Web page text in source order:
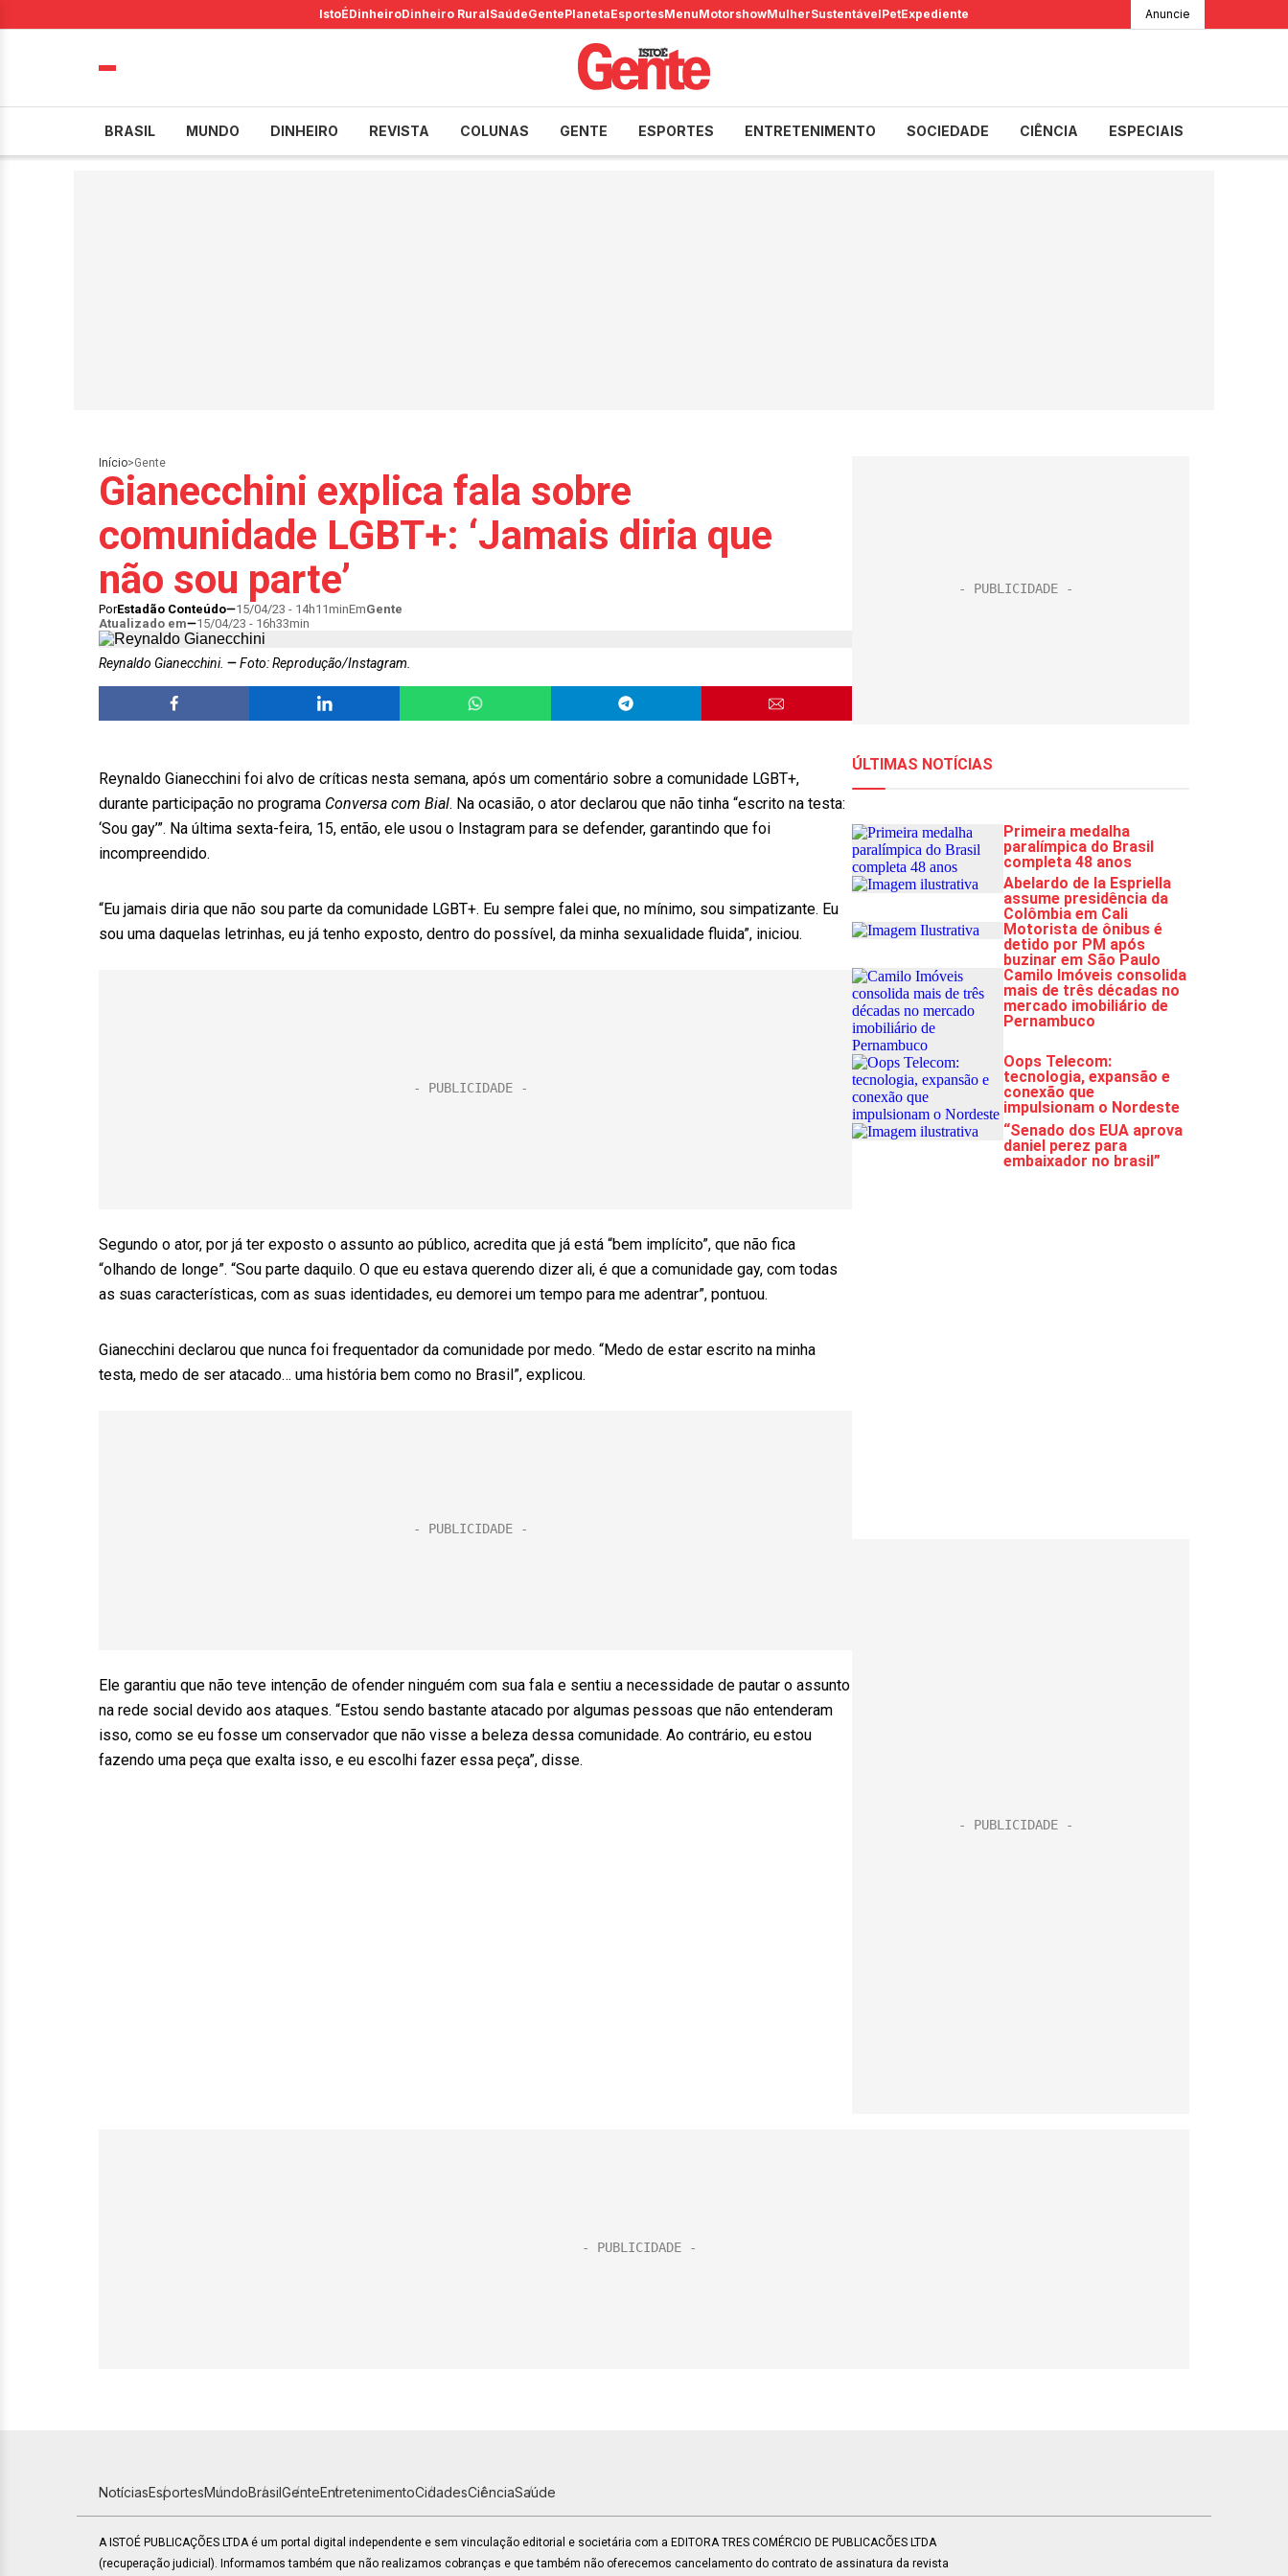
IstoÉDinheiroDinheiro RuralSaúdeGentePlanetaEsportesMenuMotorshowMulherSustentávelPetExpediente Anuncie
BRASIL MUNDO DINHEIRO REVISTA COLUNAS GENTE ESPORTES ENTRETENIMENTO SOCIEDADE CIÊNCIA ESPECIAIS
Início>Gente
Gianecchini explica fala sobre
comunidade LGBT+: ‘Jamais diria que
não sou parte’
PorEstadão Conteúdo 15/04/23 - 14h11minEmGente
Atualizado em
15/04/23 - 16h33min
Reynaldo Gianecchini. Foto: Reprodução/Instagram.
Reynaldo Gianecchini foi alvo de críticas nesta semana, após um comentário sobre a comunidade LGBT+,
durante participação no programa Conversa com Bial. Na ocasião, o ator declarou que não tinha “escrito na testa:
‘Sou gay’”. Na última sexta-feira, 15, então, ele usou o Instagram para se defender, garantindo que foi
incompreendido.
“Eu jamais diria que não sou parte da comunidade LGBT+. Eu sempre falei que, no mínimo, sou simpatizante. Eu
sou uma daquelas letrinhas, eu já tenho exposto, dentro do possível, da minha sexualidade fluida”, iniciou.
Segundo o ator, por já ter exposto o assunto ao público, acredita que já está “bem implícito”, que não fica
“olhando de longe”. “Sou parte daquilo. O que eu estava querendo dizer ali, é que a comunidade gay, com todas
as suas características, com as suas identidades, eu demorei um tempo para me adentrar”, pontuou.
Gianecchini declarou que nunca foi frequentador da comunidade por medo. “Medo de estar escrito na minha
testa, medo de ser atacado… uma história bem como no Brasil”, explicou.
Ele garantiu que não teve intenção de ofender ninguém com sua fala e sentiu a necessidade de pautar o assunto
na rede social devido aos ataques. “Estou sendo bastante atacado por algumas pessoas que não entenderam
isso, como se eu fosse um conservador que não visse a beleza dessa comunidade. Ao contrário, eu estou
fazendo uma peça que exalta isso, e eu escolhi fazer essa peça”, disse.
NotíciasEsportesMundoBrasilGenteEntretenimentoCidadesCiênciaSaúde
A ISTOÉ PUBLICAÇÕES LTDA é um portal digital independente e sem vinculação editorial e societária com a EDITORA TRES COMÉRCIO DE PUBLICACÕES LTDA
(recuperação judicial). Informamos também que não realizamos cobranças e que também não oferecemos cancelamento do contrato de assinatura da revista